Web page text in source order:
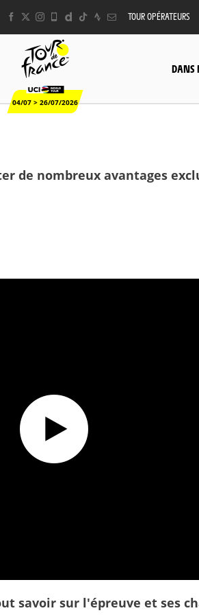
TOUR OPÉRATEURS
04/07 > 26/07/2026
DANS
de nombreux avantages
savoir sur l'épreuve et ses